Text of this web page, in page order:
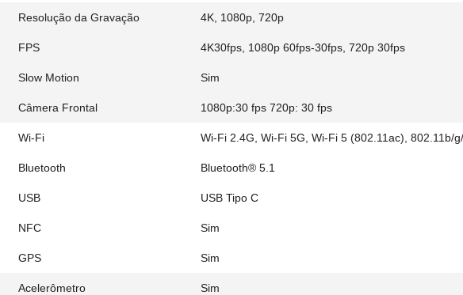
Resolução da Gravação 4K, 1080p, 720p
FPS 4K30fps, 1080p 60fps-30fps, 720p 30fps
Slow Motion Sim
Câmera Frontal 1080p:30 fps 720p: 30 fps
Wi-Fi Wi-Fi 2.4G, Wi-Fi 5G, Wi-Fi 5 (802.11ac), 802.11b/
Bluetooth Bluetooth® 5.1
USB USB Tipo C
NFC Sim
GPS Sim
Acelerômetro Sim